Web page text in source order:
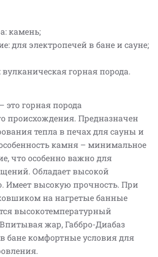
камень;
для электропечей в бане и сауне;
горная порода.
это горная порода
происхождения. Предназначен
тепла в печах для сауны и
камня – минимальное
что особенно важно для
Обладает высокой
Имеет высокую прочность. При
на нагретые банные
высокотемпературный
жар, Габбро-Диабаз
бане комфортные условия для